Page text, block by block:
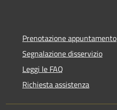
Prenotazione appuntamento
Segnalazione disservizio
Leggi le FAQ
Richiesta assistenza